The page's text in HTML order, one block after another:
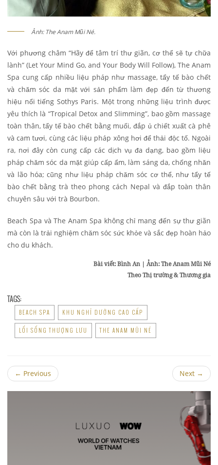
Ảnh: The Anam Mũi Né.
Với phương châm “Hãy để tâm trí thư giãn, cơ thể sẽ tự chữa
lành” (Let Your Mind Go, and Your Body Will Follow), The Anam
Spa cung cấp nhiều liệu pháp như massage, tẩy tế bào chết
và chăm sóc da mặt với sản phẩm làm đẹp đến từ thương
hiệu nổi tiếng Sothys Paris. Một trong những liệu trình được
yêu thích là “Tropical Detox and Slimming”, bao gồm massage
toàn thân, tẩy tế bào chết bằng muối, đắp ủ chiết xuất cà phê
và cam tươi, cùng các liệu pháp xông hơi để thải độc tố. Ngoài
ra, nơi đây còn cung cấp các dịch vụ đa dạng, bao gồm liệu
pháp chăm sóc da mặt giúp cấp ẩm, làm sáng da, chống nhăn
và lão hóa; cũng như liệu pháp chăm sóc cơ thể, như tẩy tế
bào chết bằng trà theo phong cách Nepal và đắp toàn thân
chuyên sâu với trà Bourbon.
Beach Spa và The Anam Spa không chỉ mang đến sự thư giãn
mà còn là trải nghiệm chăm sóc sức khỏe và sắc đẹp hoàn hảo
cho du khách.
Bài viết: Bình An | Ảnh: The Anam Mũi Né
Theo Thị trường & Thương gia
TAGS:
BEACH SPA KHU NGHỈ DƯỠNG CAO CẤP
LỐI SỐNG THƯỢNG LƯU THE ANAM MŨI NÉ
← Previous Next →